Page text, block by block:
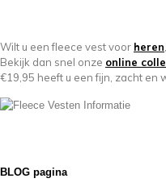
Wilt u een fleece vest voor heren
Bekijk dan snel onze online
€19,95 heeft u een fijn, zacht en
BLOG pagina